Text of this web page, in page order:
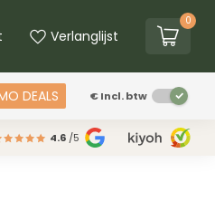
Verlanglijst
0
DEALS €Incl. btw
4.6 /5